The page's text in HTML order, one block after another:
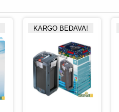
KARGO BEDAVA!